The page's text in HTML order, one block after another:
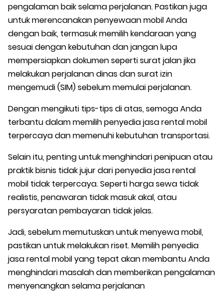
pengalaman baik selama perjalanan. Pastikan juga
untuk merencanakan penyewaan mobil Anda
dengan baik, termasuk memilih kendaraan yang
sesuai dengan kebutuhan dan jangan lupa
mempersiapkan dokumen seperti surat jalan jika
melakukan perjalanan dinas dan surat izin
mengemudi (SIM) sebelum memulai perjalanan.
Dengan mengikuti tips-tips di atas, semoga Anda
terbantu dalam memilih penyedia jasa rental mobil
terpercaya dan memenuhi kebutuhan transportasi.
Selain itu, penting untuk menghindari penipuan atau
praktik bisnis tidak jujur dari penyedia jasa rental
mobil tidak terpercaya. Seperti harga sewa tidak
realistis, penawaran tidak masuk akal, atau
persyaratan pembayaran tidak jelas.
Jadi, sebelum memutuskan untuk menyewa mobil,
pastikan untuk melakukan riset. Memilih penyedia
jasa rental mobil yang tepat akan membantu Anda
menghindari masalah dan memberikan pengalaman
menyenangkan selama perjalanan